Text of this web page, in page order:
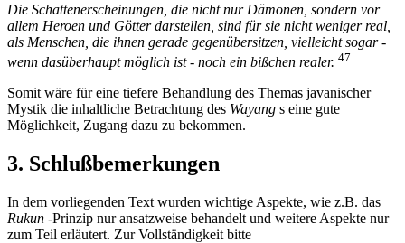
Die Schattenerscheinungen, die nicht nur Dämonen, sondern vor
allem Heroen und Götter darstellen, sind für sie nicht weniger real,
als Menschen, die ihnen gerade gegenübersitzen, vielleicht sogar -
wenn dasüberhaupt möglich ist - noch ein bißchen realer. 47
Somit wäre für eine tiefere Behandlung des Themas javanischer
Mystik die inhaltliche Betrachtung des Wayang s eine gute
Möglichkeit, Zugang dazu zu bekommen.
3. Schlußbemerkungen
In dem vorliegenden Text wurden wichtige Aspekte, wie z.B. das
Rukun -Prinzip nur ansatzweise behandelt und weitere Aspekte nur
zum Teil erläutert. Zur Vollständigkeit bitte